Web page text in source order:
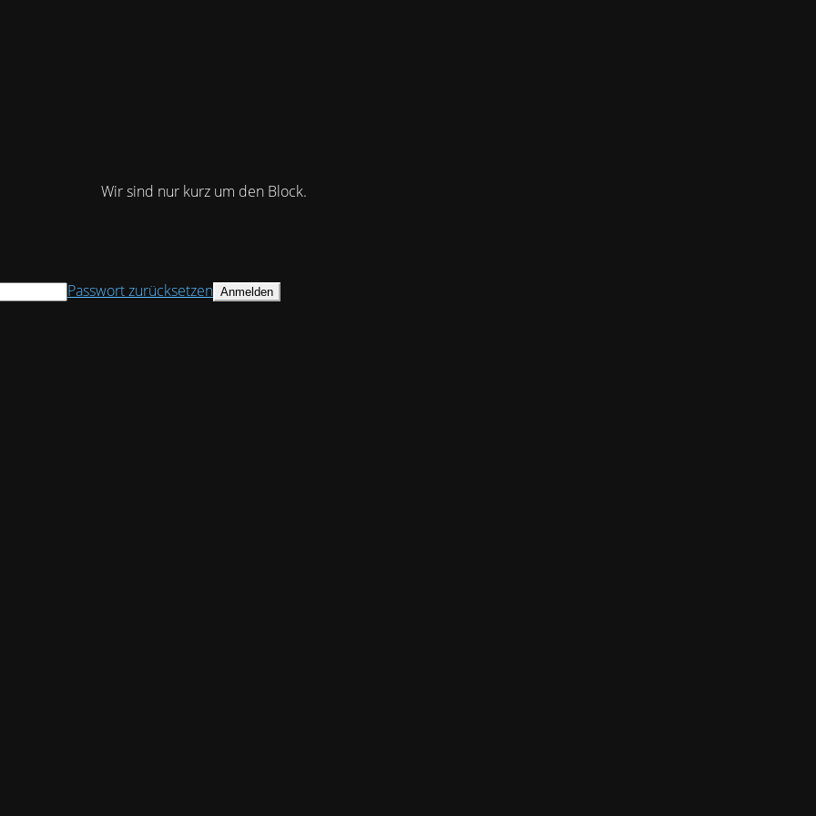
Wir sind nur kurz um den Block.
Passwort zurücksetzen